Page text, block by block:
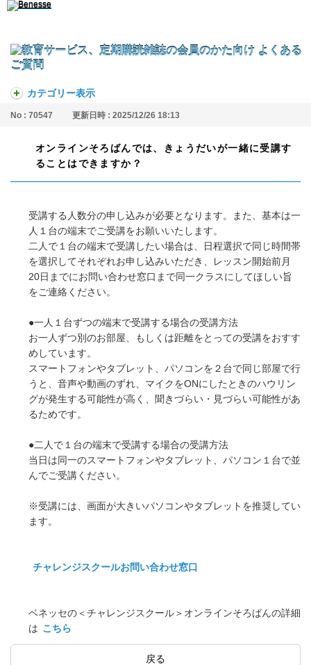
カテゴリー表示
No : 70547 更新日時 : 2025/12/26 18:13
オンラインそろばんでは、きょうだいが一緒に受講す
ることはできますか？
受講する人数分の申し込みが必要となります。また、基本は一
人１台の端末でご受講をお願いいたします。
二人で１台の端末で受講したい場合は、日程選択で同じ時間帯
を選択してそれぞれお申し込みいただき、レッスン開始前月
20日までにお問い合わせ窓口まで同一クラスにしてほしい旨
をご連絡ください。
●一人１台ずつの端末で受講する場合の受講方法
お一人ずつ別のお部屋、もしくは距離をとっての受講をおすす
めしています。
スマートフォンやタブレット、パソコンを２台で同じ部屋で行
うと、音声や動画のずれ、マイクをONにしたときのハウリン
グが発生する可能性が高く、聞きづらい・見づらい可能性があ
るためです。
●二人で１台の端末で受講する場合の受講方法
当日は同一のスマートフォンやタブレット、パソコン１台で並
んでご受講ください。
※受講には、画面が大きいパソコンやタブレットを推奨してい
ます。
チャレンジスクールお問い合わせ窓口
ベネッセの＜チャレンジスクール＞オンラインそろばんの詳細
は こちら
戻る